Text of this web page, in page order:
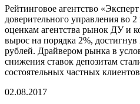
Рейтинговое агентство
доверительного управления во
оценкам агентства рынок ДУ и
вырос на порядка 2%,
рублей. Драйвером рынка в
снижения ставок депозитам
состоятельных частных клиентов
02.08.2017